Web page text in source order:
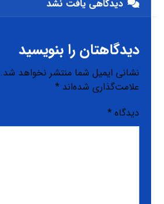
دیدگاهی یافت نشد
دیدگاهتان را بنویسید
نشانی ایمیل شما منتشر نخواهد شد.
علامت‌گذاری شده‌اند*
دیدگاه*